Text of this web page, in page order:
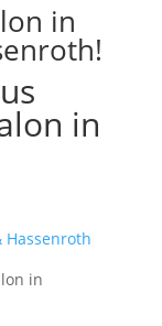
in
in
in